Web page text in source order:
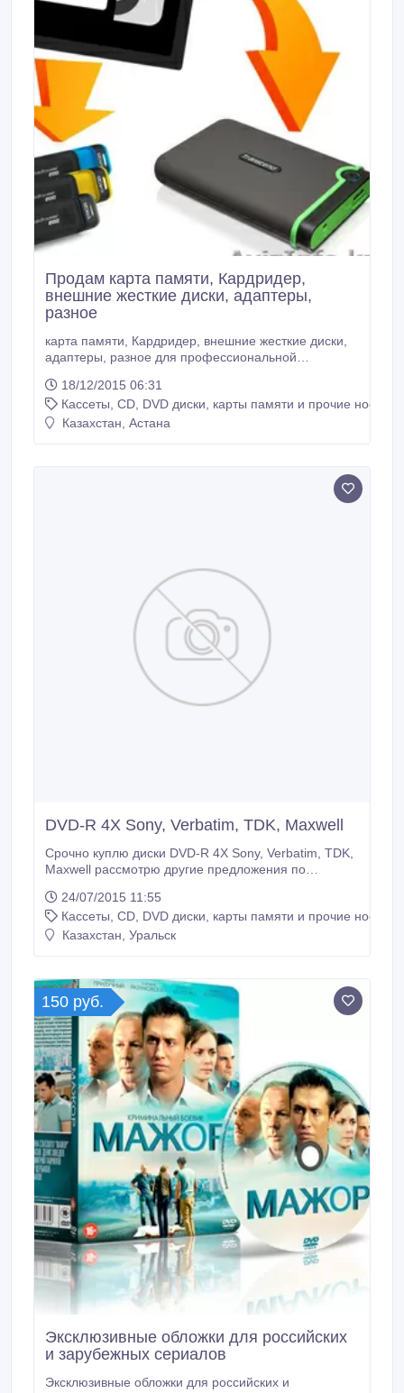
Продам карта памяти, Кардридер,
внешние жесткие диски, адаптеры,
разное
карта памяти, Кардридер, внешние жесткие диски,
адаптеры, разное для профессиональной
переходники, кабеля.аккумуляторы для
фотоаппаратов, видеокамер, ..
18/12/2015 06:31
Кассеты, CD, DVD диски, карты памяти и прочие
Казахстан, Астана
DVD-R 4X Sony, Verbatim, TDK, Maxwell
Срочно куплю диски DVD-R 4X Sony, Verbatim, TDK,
Maxwell рассмотрю другие предложения по
24/07/2015 11:55
Кассеты, CD, DVD диски, карты памяти и прочие
Казахстан, Уральск
150 руб.
Эксклюзивные обложки для российских
и зарубежных сериалов
Эксклюзивные обложки для российских и